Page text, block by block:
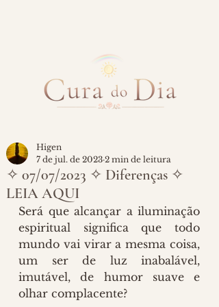
✧ 07/07/2023 ✧ Diferenças ✧
LEIA AQUI
Higen
7 de jul. de 2023 2 min de leitura
Será que alcançar a iluminação
espiritual significa que todo
mundo vai virar a mesma coisa,
um ser de luz inabalável,
imutável, de humor suave e
olhar complacente?